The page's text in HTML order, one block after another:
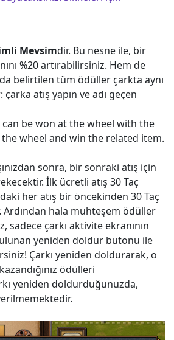
Mevsimdir. Bu nesne ile, bir
%20 artırabilirsiniz. Hem de
belirtilen tüm ödüller çarkta aynı
atış yapın ve adı geçen
be won at the wheel with the
wheel and win the related item.
sonra, bir sonraki atış için
İlk ücretli atış 30 Taç
her atış bir öncekinden 30 Taç
Ardından hala muhteşem ödüller
sadece çarkı aktivite ekranının
yeniden doldur butonu ile
Çarkı yeniden doldurarak, o
ödülleri
yeniden doldurduğunuzda,